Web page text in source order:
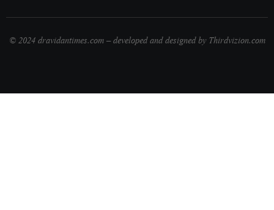
© 2024 dravidantimes.com – developed and designed by Thirdvizion.com